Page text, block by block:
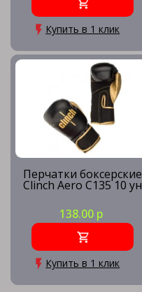
Купить в 1 клик
Перчатки боксерские
Clinch Aero C135 10 ун
138.00 р
Купить в 1 клик